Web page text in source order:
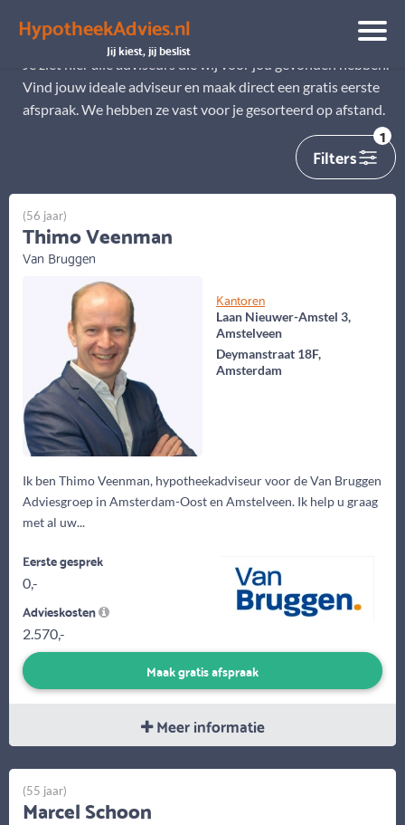
HypotheekAdvies.nl
Jij kiest, jij beslist
Alle adviseurs
Je ziet hier alle adviseurs die wij voor jou gevonden hebben.
Vind jouw ideale adviseur en maak direct een gratis eerste
afspraak. We hebben ze vast voor je gesorteerd op afstand.
Filters
1
Kantoren
Laan Nieuwer-Amstel 3,
Amstelveen
Deymanstraat 18F,
Amsterdam
Ik ben Thimo Veenman, hypotheekadviseur voor de Van Bruggen
Adviesgroep in Amsterdam-Oost en Amstelveen. Ik help u graag
met al uw...
(56 jaar)
Thimo Veenman
Van Bruggen
Eerste gesprek
0,-
Advieskosten
2.570,-
Maak gratis afspraak
Meer informatie
(55 jaar)
Marcel Schoon